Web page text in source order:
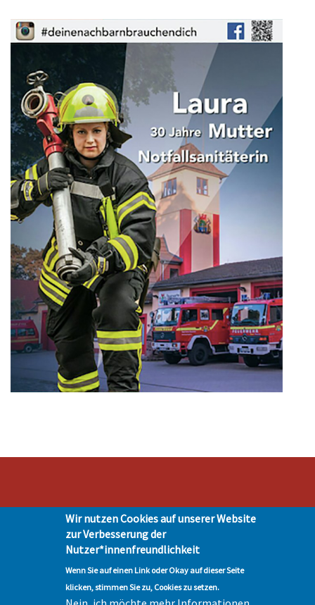
Stadt Hohen Neuendorf • Oranienburger Str. 2 • 16540 Hohen Neuendorf •
Telefon 03303-528-0
Impressum| | Datenschutz
| © Hohen-Neuendorf.de, Alle Rechte
vorbehalten - Vervielfältigung nur mit unserer Genehmigung
Wir nutzen Cookies auf unserer Website
zur Verbesserung der
Nutzer*innenfreundlichkeit
Wenn Sie auf einen Link oder Okay auf dieser Seite
klicken, stimmen Sie zu, Cookies zu setzen.